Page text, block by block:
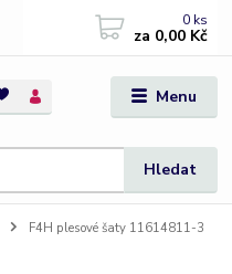
Menu
Hledat
0 ks
za 0,00 Kč
F4H plesové šaty 11614811-3